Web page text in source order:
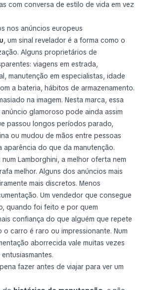
com conversa de estilo de vida em vez
nos anúncios europeus
, um sinal revelador é a forma como o
Alguns proprietários de
viagens em estrada,
manutenção em especialistas, idade
a bateria, hábitos de armazenamento.
na imagem. Nesta marca, essa
glamoroso pode ainda assim
passou longos períodos parado,
ou mudou de mãos entre pessoas
aparência do que da manutenção.
Lamborghini, a melhor oferta nem
melhor. Alguns dos anúncios mais
mais discretos. Menos
Um vendedor que consegue
quando foi feito e por quem
confiança do que alguém que repete
carro é raro ou impressionante. Num
aborrecida vale muitas vezes
fazer antes de viajar para ver um